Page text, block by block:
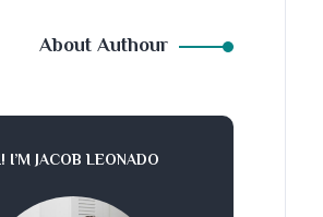
About Authour
I’M JACOB LEONADO